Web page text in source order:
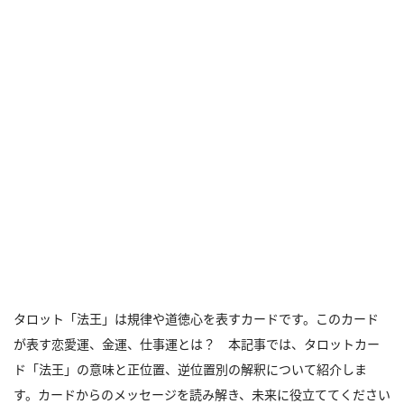
タロット「法王」は規律や道徳心を表すカードです。このカード
が表す恋愛運、金運、仕事運とは？ 本記事では、タロットカー
ド「法王」の意味と正位置、逆位置別の解釈について紹介しま
す。カードからのメッセージを読み解き、未来に役立ててください